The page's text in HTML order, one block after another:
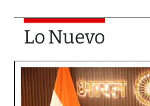
Lo Nuevo